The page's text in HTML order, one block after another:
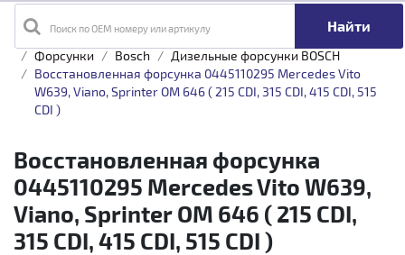
Поиск по OEM номеру или артикулу
Главная Каталог товаров
Топливная аппаратура
Форсунки
Bosch
Дизельные форсунки BOSCH
Восстановленная форсунка 0445110295 Mercedes Vito
W639, Viano, Sprinter OM 646 ( 215 CDI, 315 CDI, 415 CDI, 515
CDI )
Восстановленная форсунка
0445110295 Mercedes Vito W639,
Viano, Sprinter OM 646 ( 215 CDI,
315 CDI, 415 CDI, 515 CDI )